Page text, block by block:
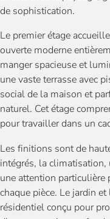
de sophistication.
Le premier étage
ouverte moderne
manger spacieuse et
une vaste terrasse avec
social de la maison et
naturel. Cet étage
pour travailler dans un
Les finitions sont de
intégrés, la
une attention particulière
chaque pièce. Le jardin
résidentiel conçu pour